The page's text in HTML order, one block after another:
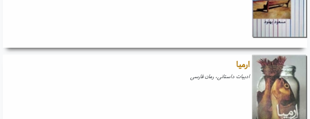
ارمیا
ادبیات داستانی، رمان فارسی